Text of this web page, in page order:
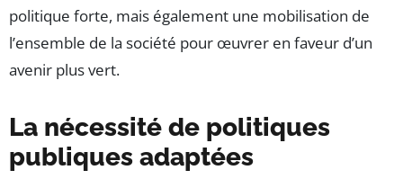
politique forte, mais également une mobilisation de
l’ensemble de la société pour œuvrer en faveur d’un
avenir plus vert.
La nécessité de politiques
publiques adaptées